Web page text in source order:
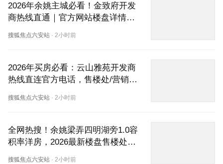
2026年余姚主城必看！金致府开发
商热线直通｜官方网站楼盘详情
居深度拆解
搜狐焦点六安站 · 2小时前
2026年买房必看：云山雅苑开发商
热线直连官方电话，售楼处/营销中
搜狐焦点六安站 · 2小时前
全网热搜！余姚梁弄四明湖旁1.0容
积率洋房，2026最新楼盘售楼处欢
搜狐焦点六安站 · 2小时前